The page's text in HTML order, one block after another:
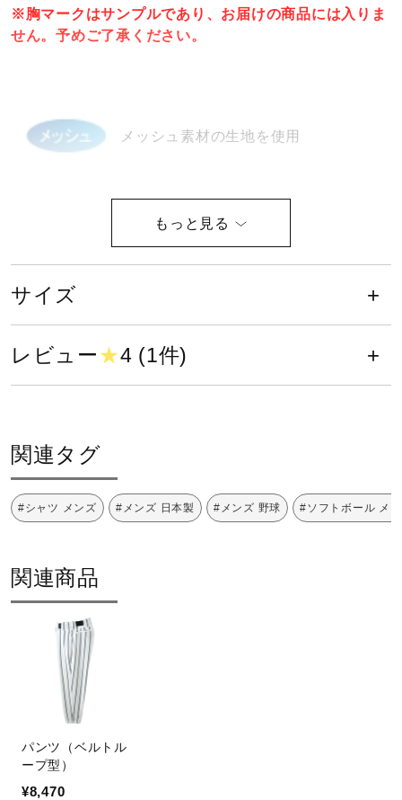
健康／エクササイズ
メディカル
コラボ／ライセンス
セール
その他
直営店一覧
※胸マークはサンプルであり、お届けの商品には入りま
せん。予めご了承ください。
メッシュ素材の生地を使用
S、M、L、O、XO
カラー
素材
ラインエアーレギュラーストライプメッシュ
ポリエステル90％・ナイロン10％
原産国
サイズ
レビュー★4 (1件)
関連タグ
#シャツ メンズ #メンズ 日本製 #メンズ 野球 #ソフトボール メ
関連商品
パンツ（ベルトル
ープ型）
¥8,470